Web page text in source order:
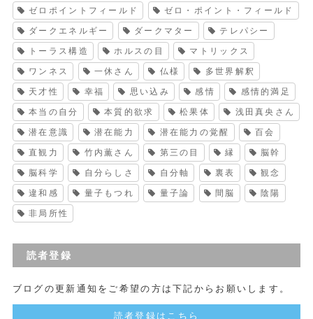
ゼロポイントフィールド ゼロ・ポイント・フィールド
ダークエネルギー ダークマター テレパシー
トーラス構造 ホルスの目 マトリックス
ワンネス 一休さん 仏様 多世界解釈
天才性 幸福 思い込み 感情 感情的満足
本当の自分 本質的欲求 松果体 浅田真央さん
潜在意識 潜在能力 潜在能力の覚醒 百会
直観力 竹内薫さん 第三の目 縁 脳幹
脳科学 自分らしさ 自分軸 裏表 観念
違和感 量子もつれ 量子論 間脳 陰陽
非局所性
読者登録
ブログの更新通知をご希望の方は下記からお願いします。
読者登録はこちら